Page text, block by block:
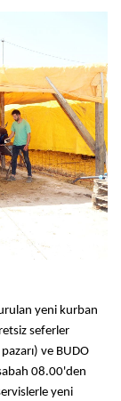
yeni kurban
seferler
ve BUDO
08.00'den
yeni